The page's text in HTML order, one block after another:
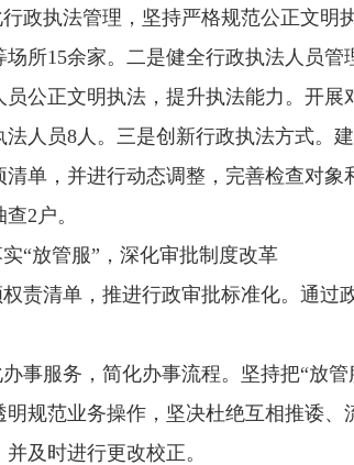
行政执法管理，坚持严格规范公正文明
场所15余家。二是健全行政执法人员
员公正文明执法，提升执法能力。开
法人员8人。三是创新行政执法方式。
清单，并进行动态调整，完善检查对
2户。
“放管服”，深化审批制度改革
权责清单，推进行政审批标准化。 通过
办事服务，简化办事流程。 坚持把“放
明规范业务操作，坚决杜绝互相推诿
及时进行更改校正。